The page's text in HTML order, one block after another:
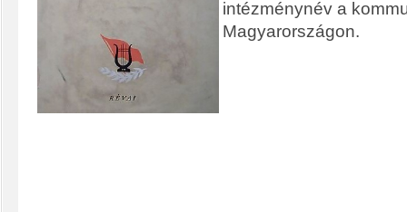
intézménynév a
Magyarországon.